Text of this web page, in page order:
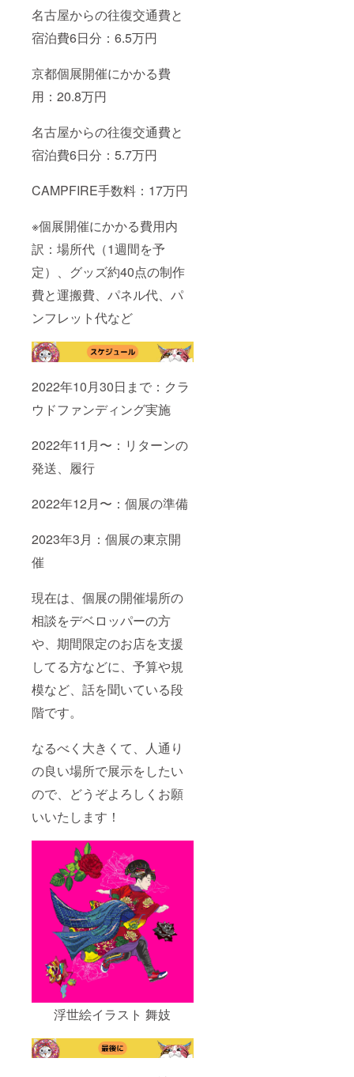
名古屋からの往復交通費と
宿泊費6日分：6.5万円
京都個展開催にかかる費
用：20.8万円
名古屋からの往復交通費と
宿泊費6日分：5.7万円
CAMPFIRE手数料：17万円
※個展開催にかかる費用内
訳：場所代（1週間を予
定）、グッズ約40点の制作
費と運搬費、パネル代、パ
ンフレット代など
2022年10月30日まで：クラ
ウドファンディング実施
2022年11月〜：リターンの
発送、履行
2022年12月〜：個展の準備
2023年3月：個展の東京開
催
現在は、個展の開催場所の
相談をデベロッパーの方
や、期間限定のお店を支援
してる方などに、予算や規
模など、話を聞いている段
階です。
なるべく大きくて、人通り
の良い場所で展示をしたい
ので、どうぞよろしくお願
いいたします！
浮世絵イラスト 舞妓